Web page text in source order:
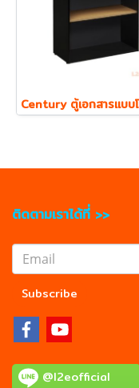
ติดตามเราได้ที่ >>
Subscribe
@l2eofficial